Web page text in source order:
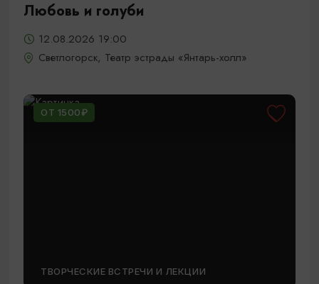
Любовь и голуби
12.08.2026 19:00
Светлогорск, Театр эстрады «Янтарь-холл»
ОТ 1500₽
ТВОРЧЕСКИЕ ВСТРЕЧИ И ЛЕКЦИИ